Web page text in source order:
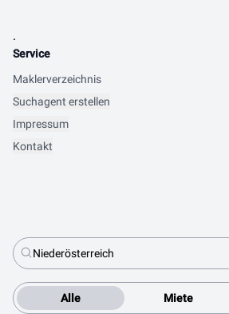
Alle Miete
.
Service
Maklerverzeichnis
Suchagent erstellen
Impressum
Kontakt